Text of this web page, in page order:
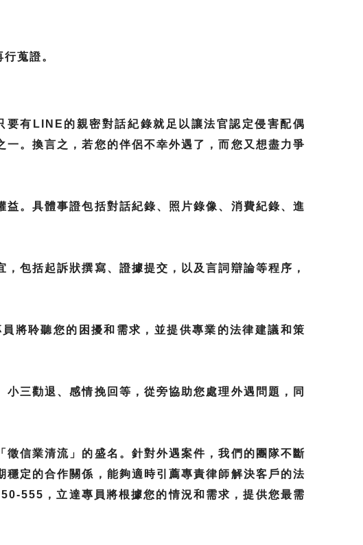
蒐證。
有LINE的親密對話紀錄就足以讓法官認定侵害配偶
。換言之，若您的伴侶不幸外遇了，而您又想盡力爭
。具體事證包括對話紀錄、照片錄像、消費紀錄、進
包括起訴狀撰寫、證據提交，以及言詞辯論等程序，
將聆聽您的困擾和需求，並提供專業的法律建議和策
三勸退、感情挽回等，從旁協助您處理外遇問題，同
徵信業清流」的盛名。針對外遇案件，我們的團隊不斷
定的合作關係，能夠適時引薦專責律師解決客戶的法
555，立達專員將根據您的情況和需求，提供您最需